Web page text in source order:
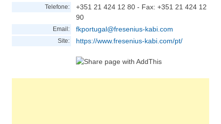
Telefone:
+351 21 424 12 80 - Fax: +351 21 424 12
90
Email: fkportugal@fresenius-kabi.com
Site: https://www.fresenius-kabi.com/pt/